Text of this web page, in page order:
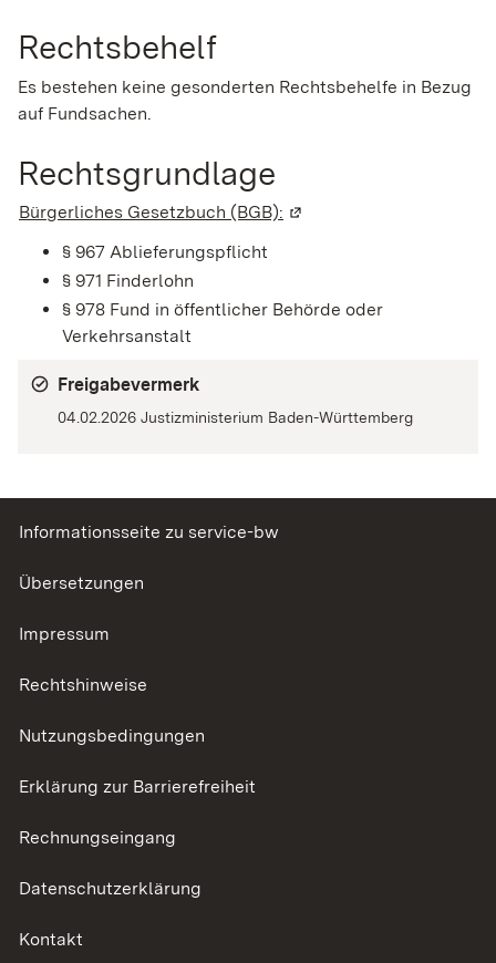
Rechtsbehelf
Es bestehen keine gesonderten Rechtsbehelfe in Bezug
auf Fundsachen.
Rechtsgrundlage
Bürgerliches Gesetzbuch (BGB): (Wird in einem neuen
§ 967 Ablieferungspflicht
§ 971 Finderlohn
§ 978 Fund in öffentlicher Behörde oder
Verkehrsanstalt
Freigabevermerk
04.02.2026 Justizministerium Baden-Württemberg
Informationsseite zu service-bw
Übersetzungen
Impressum
Rechtshinweise
Nutzungsbedingungen
Erklärung zur Barrierefreiheit
Rechnungseingang
Datenschutzerklärung
Kontakt